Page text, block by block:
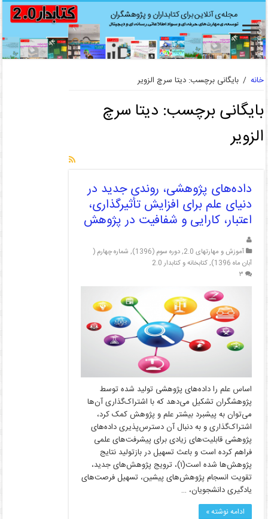
خانه / بایگانی برچسب: دیتا سرچ الزویر
بایگانی برچسب: دیتا سرچ
الزویر
داده‌های پژوهشی، روندی جدید در
دنیای علم برای افزایش تأثیرگذاری،
اعتبار، کارایی و شفافیت در پژوهش
آموزش و مهارتهای 2.0 ,دوره سوم (1396) , شماره چهارم (
آبان ماه 1396)
,کتابخانه و کتابدار 2.0
۳
اساس علم را داده‌های پژوهشی تولید شده توسط
پژوهشگران تشکیل می‌دهد که با اشتراک‌گذاری آن‌ها
می‌توان به پیشبرد بیشتر علم و پژوهش کمک کرد،
اشتراک‌گذاری و به دنبال آن دسترس‌پذیری داده‌های
پژوهشی قابلیت‌های زیادی برای پیشرفت‌های علمی
فراهم کرده است و باعث تسهیل در بازتولید نتایج
پژوهش‌ها شده است(۱)، ترویج پژوهش‌های جدید،
تقویت انسجام پژوهش‌های پیشین، تسهیل فرصت‌های
یادگیری دانشجویان، …
ادامه نوشته »